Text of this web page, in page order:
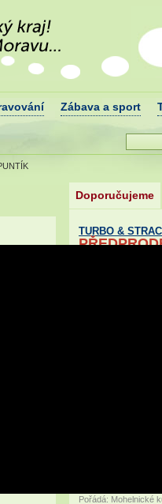
region v
Zábava a sport
Doporučujeme
TURBO &
Datum: 16. 10. 2026
Pořádá: Mohelnické
RENNE DANG:
Z
strany
Všechny
Děkujeme
vás těšit v
Pořádá: Mohelnické